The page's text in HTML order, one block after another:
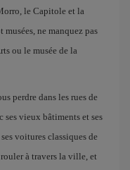
le Capitole et la
ne manquez pas
ou le musée de la
perdre dans les rues de
ses vieux bâtiments et ses
voitures classiques de
à travers la ville, et